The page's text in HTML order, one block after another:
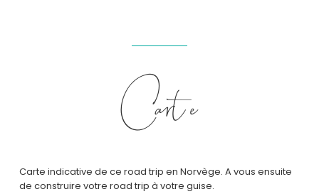
Carte
Carte indicative de ce road trip en Norvège. A vous ensuite
de construire votre road trip à votre guise.